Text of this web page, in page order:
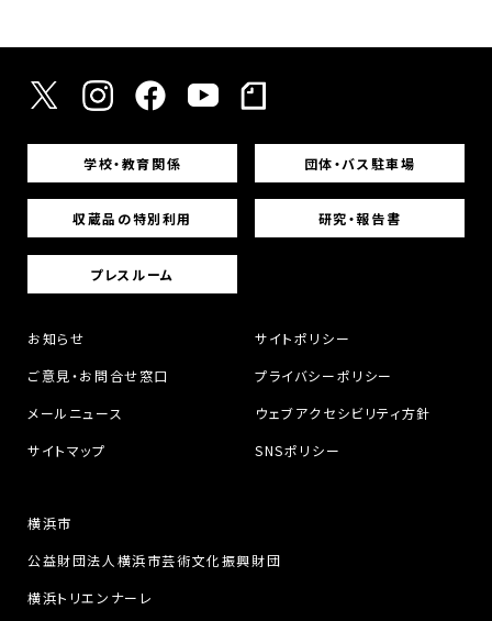
学校・教育関係 団体・バス駐車場
収蔵品の特別利用 研究・報告書
プレスルーム
お知らせ
ご意見・お問合せ窓口
メールニュース
サイトマップ
サイトポリシー
プライバシーポリシー
ウェブアクセシビリティ方針
SNSポリシー
横浜市
公益財団法人横浜市芸術文化振興財団
横浜トリエンナーレ